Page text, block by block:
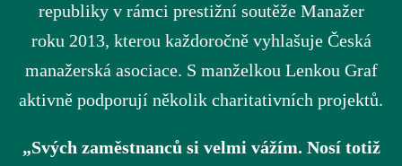
republiky v rámci prestižní soutěže Manažer
roku 2013, kterou každoročně vyhlašuje Česká
manažerská asociace. S manželkou Lenkou Graf
aktivně podporují několik charitativních projektů.
„Svých zaměstnanců si velmi vážím. Nosí totiž